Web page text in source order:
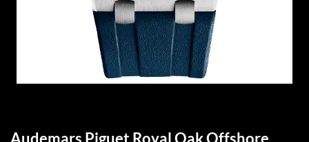
Audemars Piguet Royal Oak Offshore